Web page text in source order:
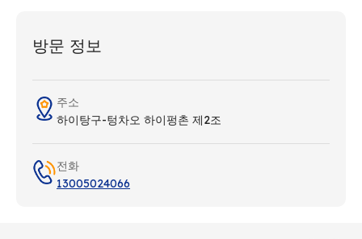
방문 정보
주소
하이탕구-텅차오 하이펑촌 제2조
전화
13005024066